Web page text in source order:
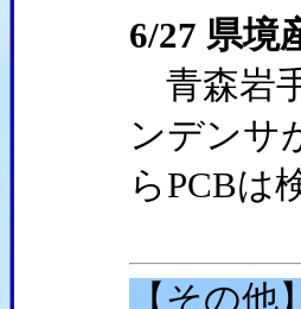
6/27 県境
青森岩
ンデンサ
らPCBは
【その他】